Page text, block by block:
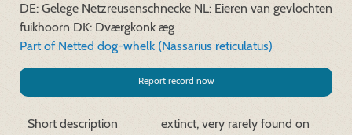
DE: Gelege Netzreusenschnecke NL: Eieren van gevlochten
fuikhoorn DK: Dværgkonk æg
Part of Netted dog-whelk (Nassarius reticulatus)
Report record now
Short description
extinct, very rarely found on